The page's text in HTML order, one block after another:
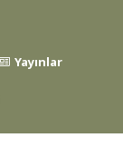
Yayınlar